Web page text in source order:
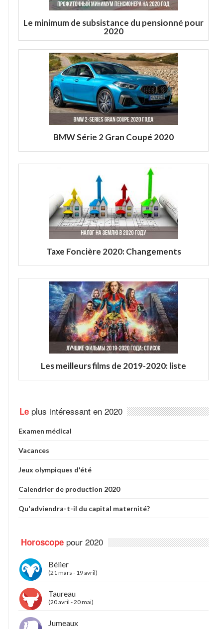
Le minimum de subsistance du pensionné pour
2020
BMW Série 2 Gran Coupé 2020
Taxe Foncière 2020: Changements
Les meilleurs films de 2019-2020: liste
Le plus intéressant en 2020
Examen médical
Vacances
Jeux olympiques d'été
Calendrier de production 2020
Qu'adviendra-t-il du capital maternité?
Horoscope pour 2020
Bélier
(21 mars - 19 avril)
Taureau
(20 avril - 20 mai)
Jumeaux